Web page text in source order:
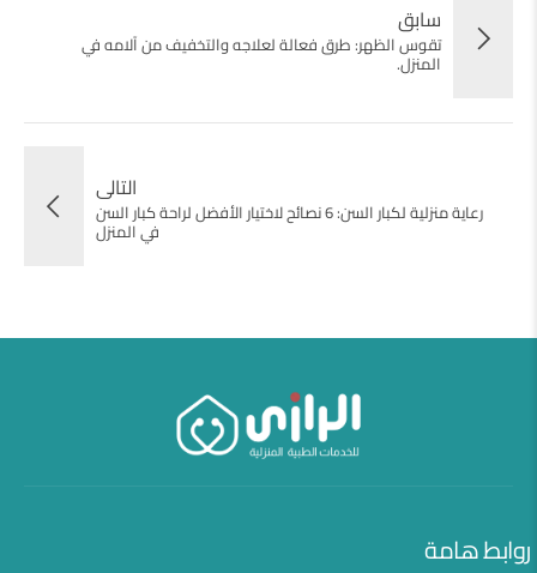
سابق
تقوس الظهر: طرق فعالة لعلاجه والتخفيف من آلامه في
المنزل.
التالى
رعاية منزلية لكبار السن: 6 نصائح لاختيار الأفضل لراحة كبار السن
في المنزل
روابط هامة